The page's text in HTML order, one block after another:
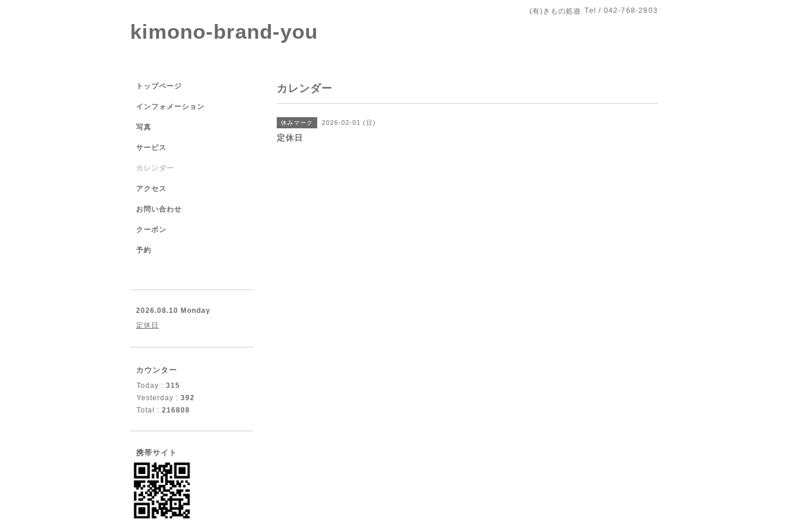
(有)きもの処遊 Tel / 042-768-2903
kimono-brand-you
カレンダー
休みマーク 2026-02-01 (日)
定休日
トップページ
インフォメーション
写真
サービス
カレンダー
アクセス
お問い合わせ
クーポン
予約
2026.08.10 Monday
定休日
カウンター
Today : 315
Yesterday : 392
Total : 216808
携帯サイト